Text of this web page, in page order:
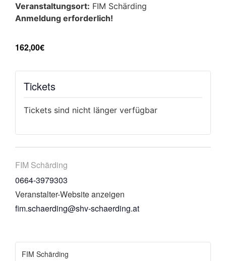
Veranstaltungsort: FIM Schärding
Anmeldung erforderlich!
162,00€
Tickets
Tickets sind nicht länger verfügbar
FIM Schärding
0664-3979303
Veranstalter-Website anzeigen
fim.schaerding@shv-schaerding.at
FIM Schärding